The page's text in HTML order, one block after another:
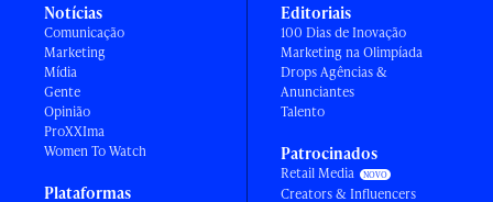
Notícias
Comunicação
Marketing
Mídia
Gente
Opinião
ProXXIma
Women To Watch
Plataformas
Editoriais
100 Dias de Inovação
Marketing na Olimpíada
Drops Agências &
Anunciantes
Talento
Patrocinados
Retail Media
Creators & Influencers